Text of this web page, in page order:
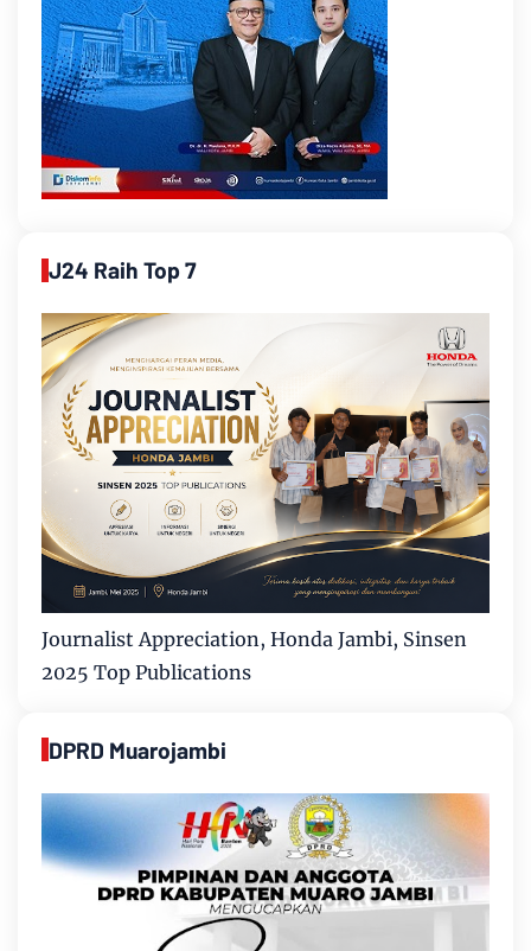
J24 Raih Top 7
Journalist Appreciation, Honda Jambi, Sinsen
2025 Top Publications
DPRD Muarojambi